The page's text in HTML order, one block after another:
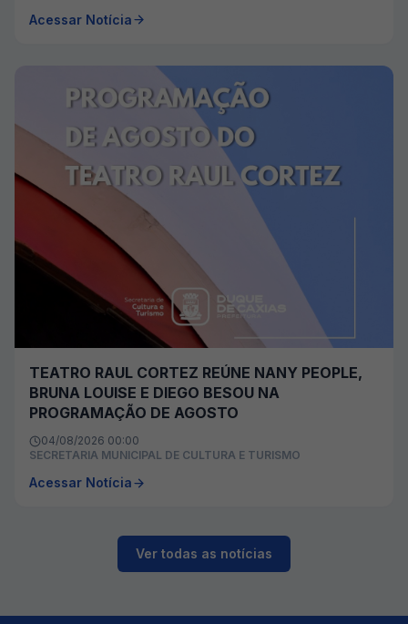
Acessar Notícia
TEATRO RAUL CORTEZ REÚNE NANY PEOPLE,
BRUNA LOUISE E DIEGO BESOU NA
PROGRAMAÇÃO DE AGOSTO
04/08/2026 00:00
SECRETARIA MUNICIPAL DE CULTURA E TURISMO
Acessar Notícia
Ver todas as notícias